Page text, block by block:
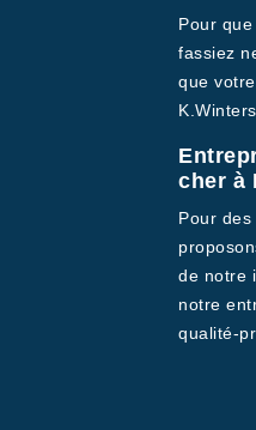
Pour
fassiez
que
cher à
Pour
de notre
notre
qualité-